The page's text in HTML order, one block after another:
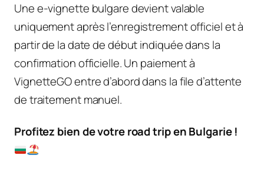
Une e-vignette bulgare devient valable
uniquement après l’enregistrement officiel et à
partir de la date de début indiquée dans la
confirmation officielle. Un paiement à
VignetteGO entre d’abord dans la file d’attente
de traitement manuel.
Profitez bien de votre road trip en Bulgarie !